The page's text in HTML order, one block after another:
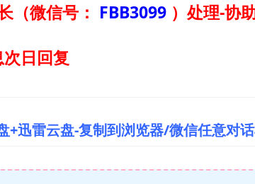
（微信号： FBB3099 ） 处理-协
次日回复
迅雷云盘-复制到浏览器/微信任意对话